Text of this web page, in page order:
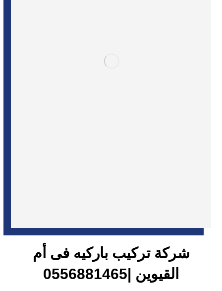
شركة تركيب باركيه فى أم
القيوين |0556881465